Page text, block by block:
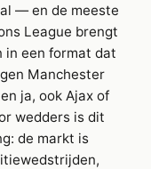
— en de meeste
League brengt
in een format dat
Manchester
ja, ook Ajax of
wedders is dit
de markt is